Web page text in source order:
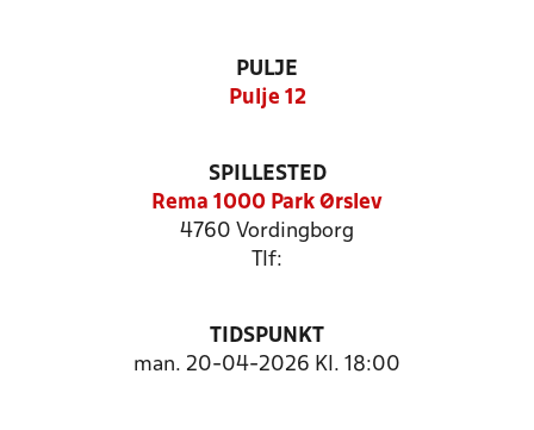
PULJE
Pulje 12
SPILLESTED
Rema 1000 Park Ørslev
4760 Vordingborg
Tlf:
TIDSPUNKT
man. 20-04-2026 Kl. 18:00